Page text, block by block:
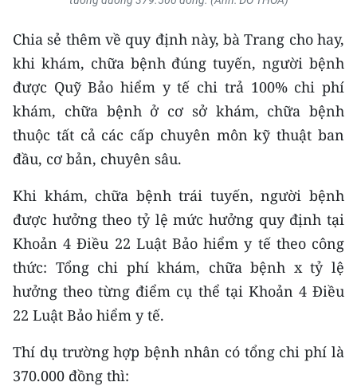
Chia sẻ thêm về quy định này, bà Trang cho hay,
khi khám, chữa bệnh đúng tuyến, người bệnh
được Quỹ Bảo hiểm y tế chi trả 100% chi phí
khám, chữa bệnh ở cơ sở khám, chữa bệnh
thuộc tất cả các cấp chuyên môn kỹ thuật ban
đầu, cơ bản, chuyên sâu.
Khi khám, chữa bệnh trái tuyến, người bệnh
được hưởng theo tỷ lệ mức hưởng quy định tại
Khoản 4 Điều 22 Luật Bảo hiểm y tế theo công
thức: Tổng chi phí khám, chữa bệnh x tỷ lệ
hưởng theo từng điểm cụ thể tại Khoản 4 Điều
22 Luật Bảo hiểm y tế.
Thí dụ trường hợp bệnh nhân có tổng chi phí là
370.000 đồng thì: